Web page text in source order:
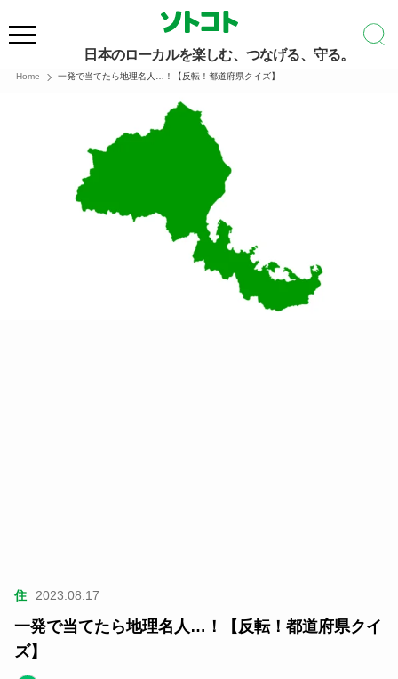
日本のローカルを楽しむ、つなげる、守る。
Home 一発で当てたら地理名人…！【反転！都道府県クイズ】
住 2023.08.17
一発で当てたら地理名人…！【反転！都道府県クイ
ズ】